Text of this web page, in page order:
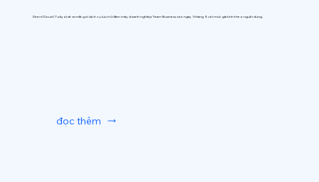
DirectCloud (Tokyo) sẽ ra mắt gói dịch vụ lưu trữ đám mây doanh nghiệp Team Business vào ngày 1 tháng 9, với mức giá tính theo người dùng.
đọc thêm